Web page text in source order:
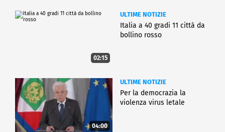
02:15
ULTIME NOTIZIE
Italia a 40 gradi 11 città da
bollino rosso
04:00
ULTIME NOTIZIE
Per la democrazia la
violenza virus letale